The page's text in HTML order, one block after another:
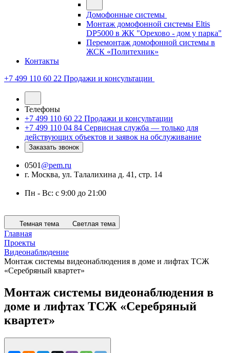
Домофонные системы
Монтаж домофонной системы Eltis
DP5000 в ЖК "Орехово - дом у парка"
Перемонтаж домофонной системы в
ЖСК «Политехник»
Контакты
+7 499 110 60 22 Продажи и консультации
Телефоны
+7 499 110 60 22 Продажи и консультации
+7 499 110 04 84 Сервисная служба — только для
действующих объектов и заявок на обслуживание
Заказать звонок
0501 @pem.ru
г. Москва, ул. Талалихина д. 41, стр. 14
Пн - Вс: с 9:00 до 21:00
Темная тема Светлая тема
Главная
Проекты
Видеонаблюдение
Монтаж системы видеонаблюдения в доме и лифтах ТСЖ
«Серебряный квартет»
Монтаж системы видеонаблюдения в
доме и лифтах ТСЖ «Серебряный
квартет»